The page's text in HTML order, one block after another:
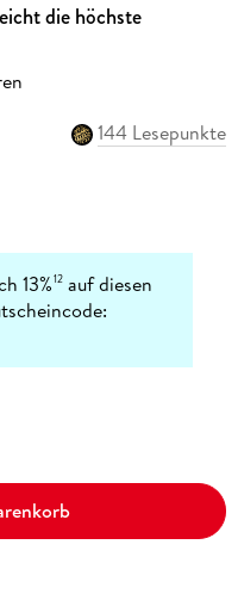
die höchste
144 Lesepunkte
13%12 auf diesen